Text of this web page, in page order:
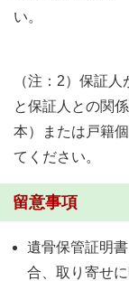
（注：2）保証
と保証人との関
本）または戸籍
てください。
留意事項
遺骨保管証明
合、取り寄せ